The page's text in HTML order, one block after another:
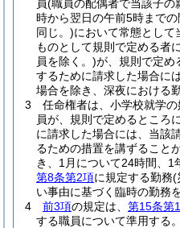
員(職員の配偶者で当該子の
時から翌日の午前5時まで
同じ。)において常態として
ものとして規則で定める者
員を除く。)が、規則で定め
するために請求した場合に
場合を除き、深夜における
3
任命権者は、小学校就学
員が、規則で定めるところ
に請求した場合には、当該
るための措置を講ずること
き、1月について24時間、1
第8条第2項に規定する勤務(
い事由に基づく臨時の勤務
4
前3項の規定は、 第15条第
する職員について準用する。